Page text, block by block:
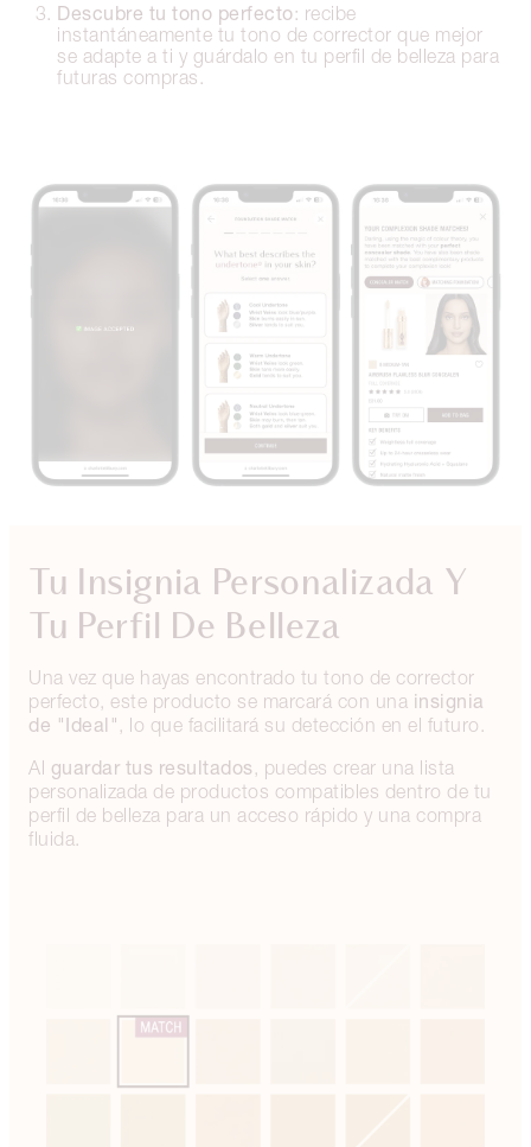
Descubre tu tono perfecto: recibe
instantáneamente tu tono de corrector que mejor
se adapte a ti y guárdalo en tu perfil de belleza para
futuras compras.
Tu Insignia Personalizada Y
Tu Perfil De Belleza
Una vez que hayas encontrado tu tono de corrector
perfecto, este producto se marcará con una insignia
de "Ideal" , lo que facilitará su detección en el futuro.
Al guardar tus resultados , puedes crear una lista
personalizada de productos compatibles dentro de tu
perfil de belleza para un acceso rápido y una compra
fluida.